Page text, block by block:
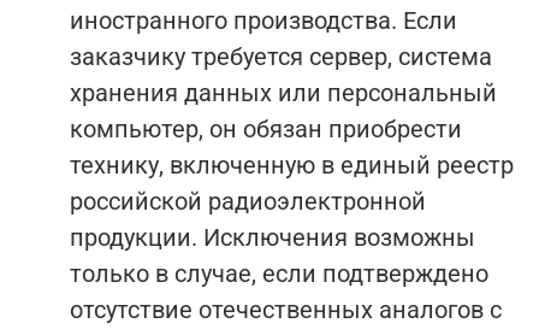
иностранного производства. Если
заказчику требуется сервер, система
хранения данных или персональный
компьютер, он обязан приобрести
технику, включенную в единый реестр
российской радиоэлектронной
продукции. Исключения возможны
только в случае, если подтверждено
отсутствие отечественных аналогов с